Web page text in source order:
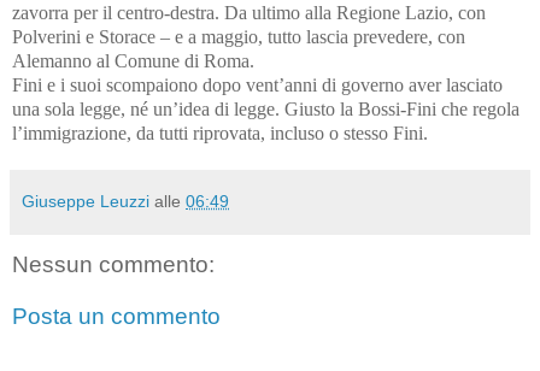
zavorra per il centro-destra. Da ultimo alla Regione Lazio, con
Polverini e Storace – e a maggio, tutto lascia prevedere, con
Alemanno al Comune di Roma.
Fini e i suoi scompaiono dopo vent’anni di governo aver lasciato
una sola legge, né un’idea di legge. Giusto la Bossi-Fini che regola
l’immigrazione, da tutti riprovata, incluso o stesso Fini.
Giuseppe Leuzzi alle 06:49
Nessun commento:
Posta un commento